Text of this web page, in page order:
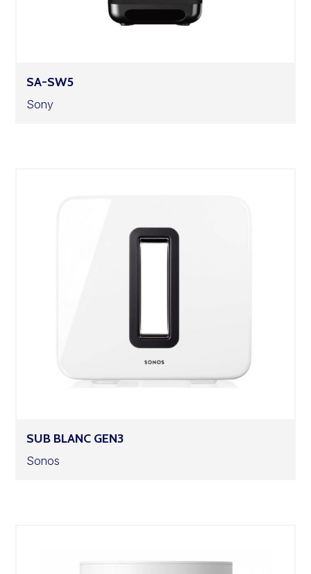
SA-SW5
Sony
SUB BLANC GEN3
Sonos